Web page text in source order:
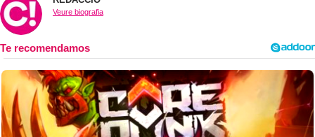
Veure biografia